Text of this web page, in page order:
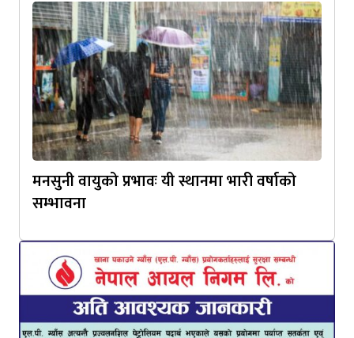
मनसुनी वायुको प्रभावः यी स्थानमा भारी वर्षाको
सम्भावना